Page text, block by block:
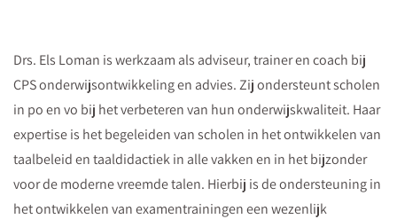
Drs. Els Loman is werkzaam als adviseur, trainer en coach bij
CPS onderwijsontwikkeling en advies. Zij ondersteunt scholen
in po en vo bij het verbeteren van hun onderwijskwaliteit. Haar
expertise is het begeleiden van scholen in het ontwikkelen van
taalbeleid en taaldidactiek in alle vakken en in het bijzonder
voor de moderne vreemde talen. Hierbij is de ondersteuning in
het ontwikkelen van examentrainingen een wezenlijk